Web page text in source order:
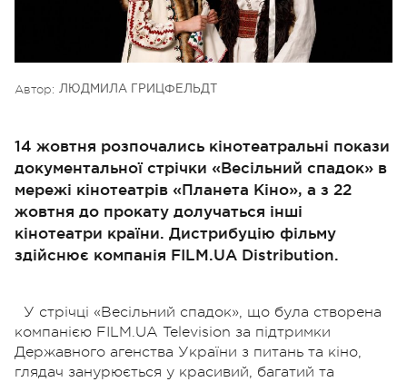
Автор: ЛЮДМИЛА ГРИЦФЕЛЬДТ
14 жовтня розпочались кінотеатральні покази
документальної стрічки «Весільний спадок» в
мережі кінотеатрів «Планета Кіно», а з 22
жовтня до прокату долучаться інші
кінотеатри країни. Дистрибуцію фільму
здійснює компанія FILM.UA Distribution.
У стрічці «Весільний спадок», що була створена
компанією FILM.UA Television за підтримки
Державного агенства України з питань та кіно,
глядач занурюється у красивий, багатий та